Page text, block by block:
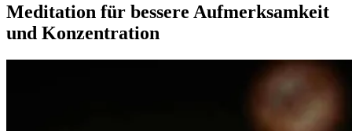
Medi­ta­tion für bes­sere Auf­merk­sam­keit
und Kon­zen­tra­tion